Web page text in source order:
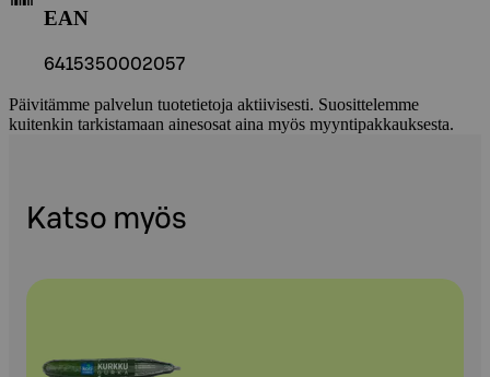
EAN
6415350002057
Päivitämme palvelun tuotetietoja aktiivisesti. Suosittelemme
kuitenkin tarkistamaan ainesosat aina myös myyntipakkauksesta.
Katso myös